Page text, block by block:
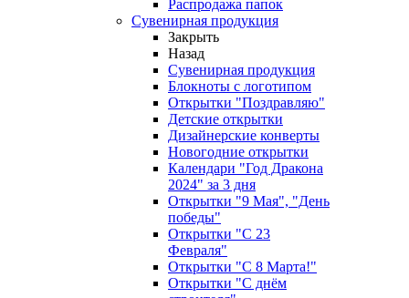
Распродажа папок
Сувенирная продукция
Закрыть
Назад
Сувенирная продукция
Блокноты с логотипом
Открытки "Поздравляю"
Детские открытки
Дизайнерские конверты
Новогодние открытки
Календари "Год Дракона
2024" за 3 дня
Открытки "9 Мая", "День
победы"
Открытки "С 23
Февраля"
Открытки "С 8 Марта!"
Открытки "С днём